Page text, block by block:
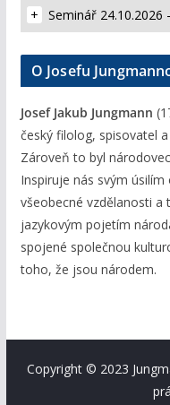
Seminář 24.10.2026
O Josefu
Josef Jakub Jungmann
český filolog, spisovatel
Zároveň to byl
Inspiruje nás svým úsilím
všeobecné vzdělanosti a
jazykovým pojetím
spojené společnou
toho, že jsou národem.
Copyright © 2023